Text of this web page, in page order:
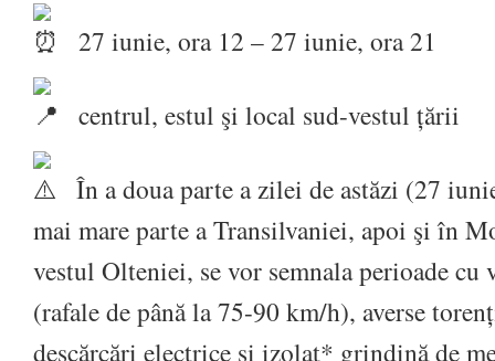
27 iunie, ora 12 – 27 iunie, ora 21
centrul, estul şi local sud-vestul țării
În a doua parte a zilei de astăzi (27
mai mare parte a Transilvaniei, apoi şi în
vestul Olteniei, se vor semnala perioade
(rafale de până la 75-90 km/h), averse
descărcări electrice și izolat* grindină de